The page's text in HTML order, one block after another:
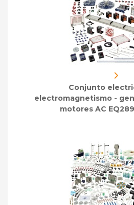
Conjunto
electromagnetismo -
motores AC